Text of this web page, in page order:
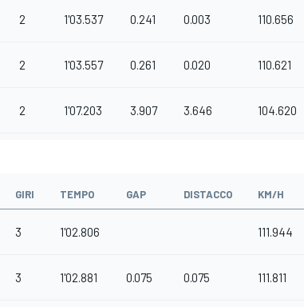
2 1'03.537 0.241 0.003 110.656
2 1'03.557 0.261 0.020 110.621
2 1'07.203 3.907 3.646 104.620
GIRI TEMPO GAP DISTACCO KM/H
3 1'02.806 111.944
3 1'02.881 0.075 0.075 111.811